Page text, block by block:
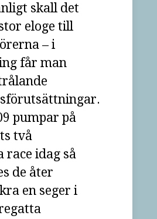
skall det
eloge till
– i
får man
pumpar på
två
race idag så
de åter
en seger i